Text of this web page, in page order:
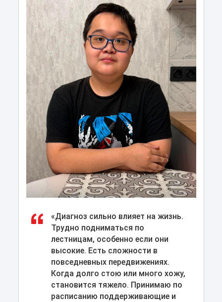
«Диагноз сильно влияет на жизнь.
Трудно подниматься по
лестницам, особенно если они
высокие. Есть сложности в
повседневных передвижениях.
Когда долго стою или много хожу,
становится тяжело. Принимаю по
расписанию поддерживающие и